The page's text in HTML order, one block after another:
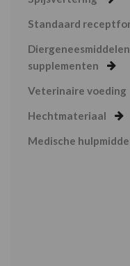
Standaard
supplementen
Veterinaire voeding
Hechtmateriaal
Medische